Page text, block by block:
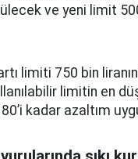
ve yeni limit
limiti 750 bin
limitin en
kadar azaltım